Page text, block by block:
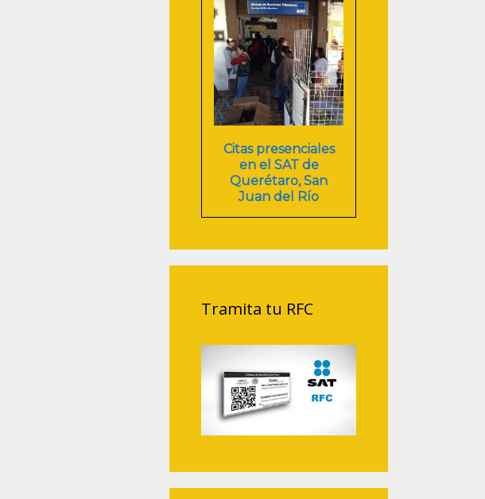
Citas presenciales
en el SAT de
Querétaro, San
Juan del Río
Tramita tu RFC